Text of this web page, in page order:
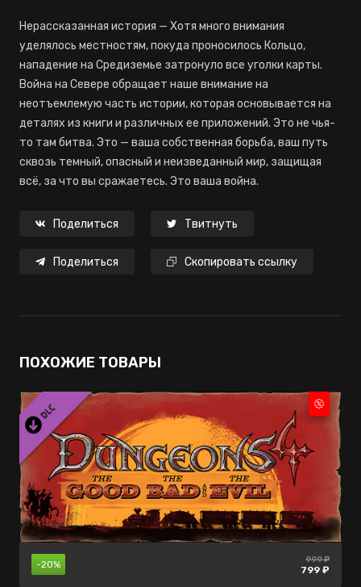
Нерассказанная история — Хотя много внимания
уделялось местностям, покуда проносилось Кольцо,
нападение на Средиземье затронуло все уголки карты.
Война на Севере обращает наше внимание на
неотъемлемую часть истории, которая основывается на
деталях из книги и различных ее приложений. Это не чья-
то там битва. Это — ваша собственная борьба, ваш путь
сквозь темный, опасный и неизведанный мир, защищая
всё, за что вы сражаетесь. Это ваша война.
Поделиться Твитнуть
Поделиться Скопировать ссылку
ПОХОЖИЕ ТОВАРЫ
-20% 999 ₽
799 ₽
нет в
продаже
-45% 710 ₽
390 ₽